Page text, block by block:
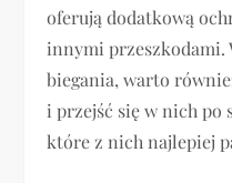
oferują dodatkową
innymi przeszkodami.
biegania, warto
i przejść się w nich po
które z nich najlepiej